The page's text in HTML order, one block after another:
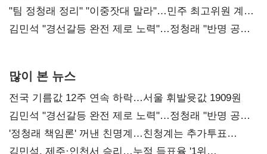
"팀 정청래 정리" "이중잣대 말라"…민주 최고위원 계파
다툼 격화
김민석 "경선갈등 완전 제로 노력"…정청래 "반명 공세
많이 본 뉴스
전국 기름값 12주 연속 하락…서울 휘발윳값 1909원
김민석 "경선갈등 완전 제로 노력"…정청래 "반명 공세
사과부터"
'정청래 책임론' 꺼낸 친명계…친청계는 추가투표
때리기
김민석, 제주·인천서 승리…누적 득표율 '1위